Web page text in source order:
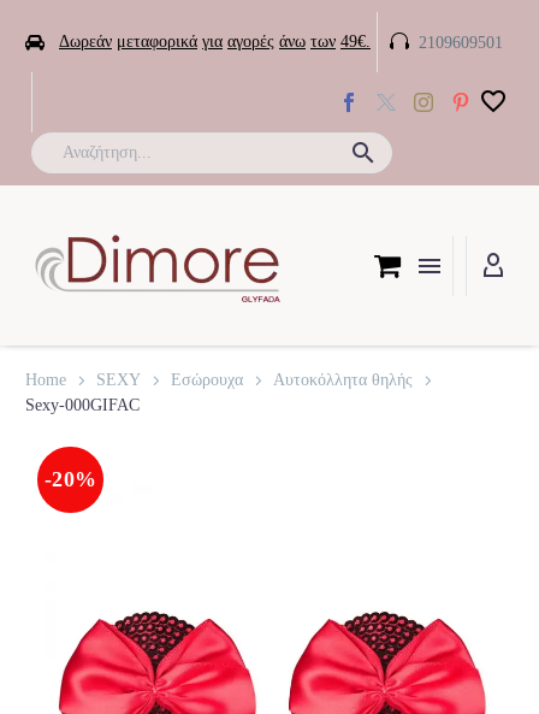
 Δωρεάν μεταφορικά για αγορές άνω των 49€. 
 2109609501
Home SEXY Εσώρουχα
Αυτοκόλλητα θηλής
Sexy-000GIFAC
-20%